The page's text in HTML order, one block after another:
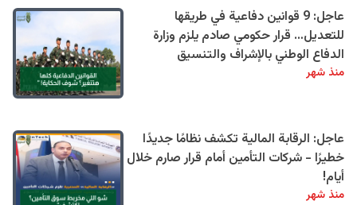
عاجل: 9 قوانين دفاعية في طريقها
للتعديل… قرار حكومي صادم يلزم وزارة
الدفاع الوطني بالإشراف والتنسيق
منذ شهر
عاجل: الرقابة المالية تكشف نظامًا جديدًا
خطيرًا - شركات التأمين أمام قرار صارم خلال
أيام!
منذ شهر